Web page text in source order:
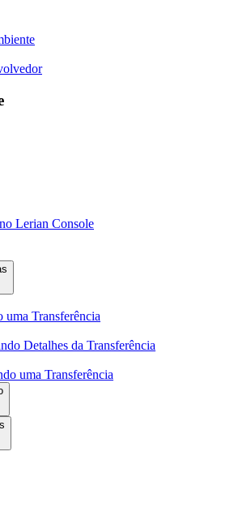
Lerian Console
uma Transferência
Detalhes da Transferência
uma Transferência